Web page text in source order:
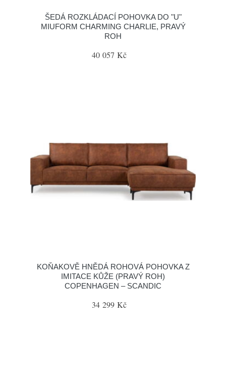
ŠEDÁ ROZKLÁDACÍ POHOVKA DO "U"
MIUFORM CHARMING CHARLIE, PRAVÝ
ROH
40 057 Kč
KOŇAKOVĚ HNĚDÁ ROHOVÁ POHOVKA Z
IMITACE KŮŽE (PRAVÝ ROH)
COPENHAGEN – SCANDIC
34 299 Kč